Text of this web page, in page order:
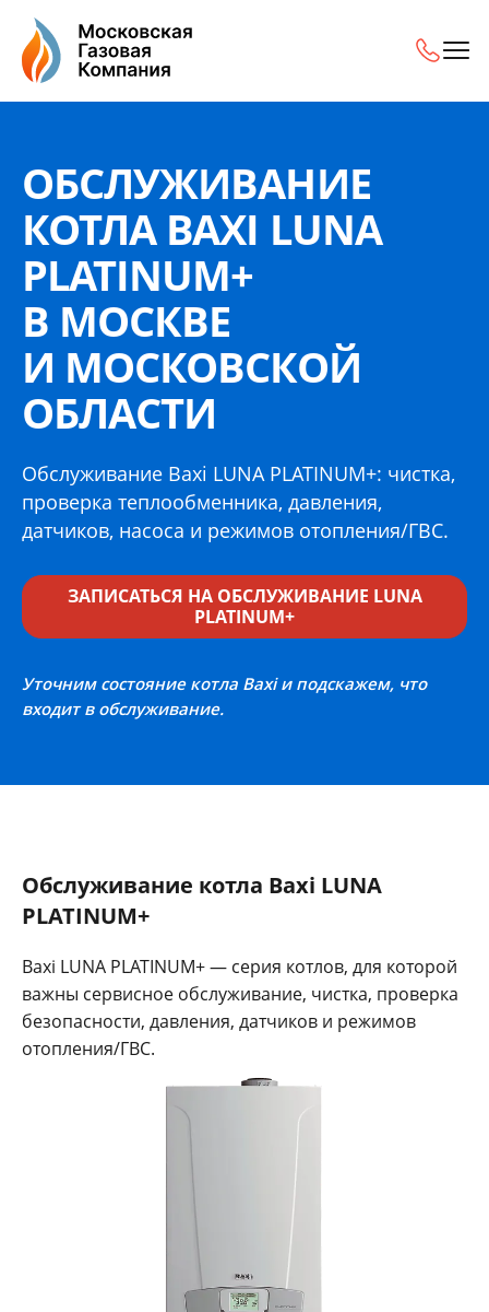
ОБСЛУЖИВАНИЕ
КОТЛА BAXI LUNA
PLATINUM+
В МОСКВЕ
И МОСКОВСКОЙ
ОБЛАСТИ
Обслуживание Baxi LUNA PLATINUM+: чистка,
проверка теплообменника, давления,
датчиков, насоса и режимов отопления/ГВС.
ЗАПИСАТЬСЯ НА ОБСЛУЖИВАНИЕ LUNA
PLATINUM+
Уточним состояние котла Baxi и подскажем, что
входит в обслуживание.
Обслуживание котла Baxi LUNA
PLATINUM+
Baxi LUNA PLATINUM+ — серия котлов, для которой
важны сервисное обслуживание, чистка, проверка
безопасности, давления, датчиков и режимов
отопления/ГВС.